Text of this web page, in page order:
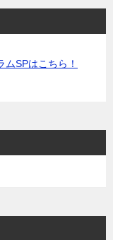
SPはこちら！